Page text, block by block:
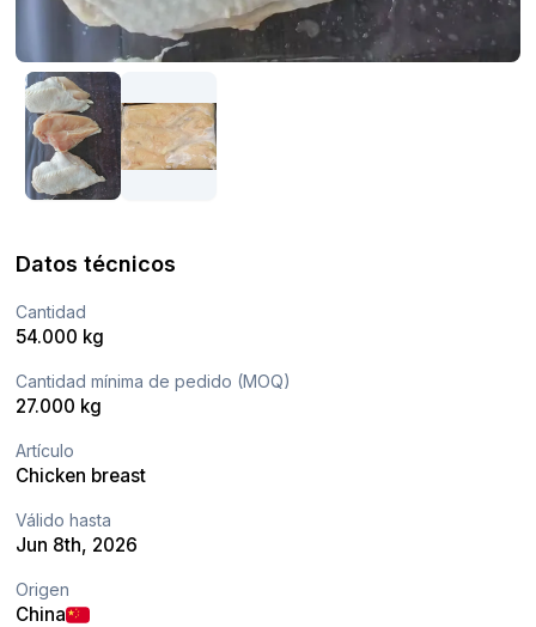
Datos técnicos
Cantidad
54.000 kg
Cantidad mínima de pedido (MOQ)
27.000 kg
Artículo
Chicken breast
Válido hasta
Jun 8th, 2026
Origen
China